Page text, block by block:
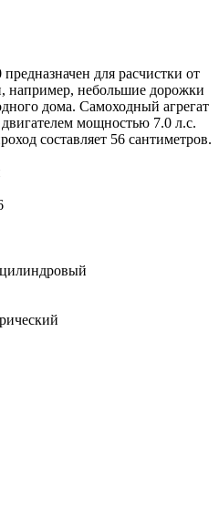
для расчистки от
например, небольшие дорожки
дома. Самоходный агрегат
мощностью 7.0 л.с.
составляет 56 сантиметров.